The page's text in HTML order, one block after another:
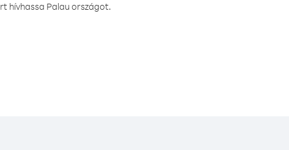
hívhassa Palau országot.